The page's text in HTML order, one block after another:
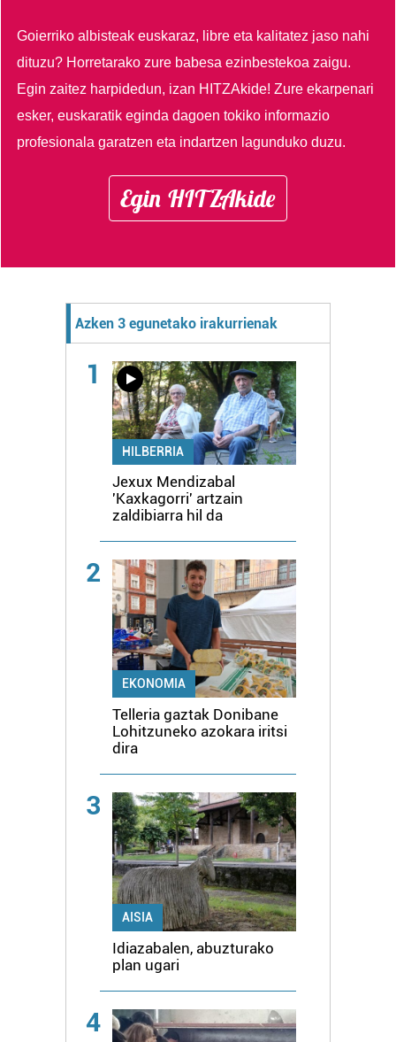
Goierriko albisteak euskaraz, libre eta kalitatez jaso nahi
dituzu? Horretarako zure babesa ezinbestekoa zaigu.
Egin zaitez harpidedun, izan HITZAkide!Zure ekarpenari
esker, euskaratik eginda dagoen tokiko informazio
profesionala garatzen eta indartzen lagunduko duzu.
Egin HITZAkide
Azken 3 egunetako irakurrienak
1
HILBERRIA
Jexux Mendizabal
'Kaxkagorri' artzain
zaldibiarra hil da
2
EKONOMIA
Telleria gaztak Donibane
Lohitzuneko azokara iritsi
dira
3
AISIA
Idiazabalen, abuzturako
plan ugari
4